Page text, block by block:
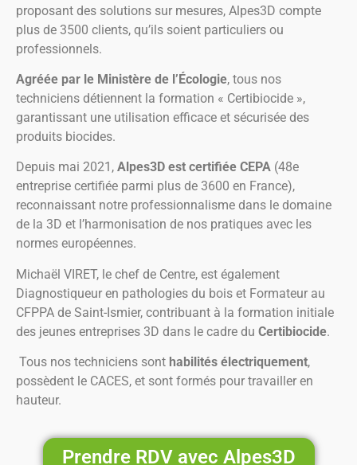
proposant des solutions sur mesures, Alpes3D compte
plus de 3500 clients, qu’ils soient particuliers ou
professionnels.
Agréée par le Ministère de l’Écologie, tous nos
techniciens détiennent la formation « Certibiocide »,
garantissant une utilisation efficace et sécurisée des
produits biocides.
Depuis mai 2021, Alpes3D est certifiée CEPA (48e
entreprise certifiée parmi plus de 3600 en France),
reconnaissant notre professionnalisme dans le domaine
de la 3D et l’harmonisation de nos pratiques avec les
normes européennes.
Michaël VIRET, le chef de Centre, est également
Diagnostiqueur en pathologies du bois et Formateur au
CFPPA de Saint-Ismier, contribuant à la formation initiale
des jeunes entreprises 3D dans le cadre du Certibiocide.
Tous nos techniciens sont habilités électriquement,
possèdent le CACES, et sont formés pour travailler en
hauteur.
Prendre RDV avec Alpes3D